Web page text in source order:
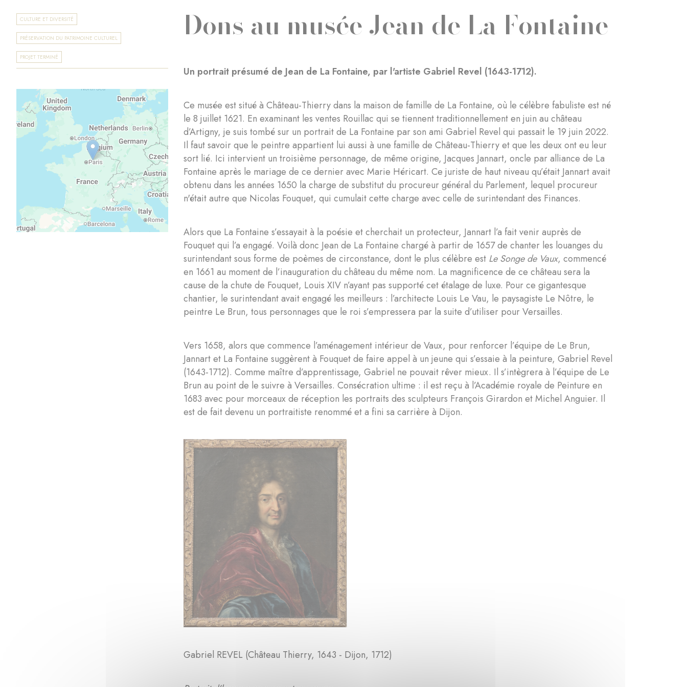
CULTURE ET DIVERSITÉ
PRÉSERVATION DU PATRIMOINE CULTUREL
PROJET TERMINÉ
Dons au musée Jean de La Fontaine
Un portrait présumé de Jean de La Fontaine, par l'artiste Gabriel Revel (1643-1712).
Ce musée est situé à Château-Thierry dans la maison de famille de La Fontaine, où le célèbre fabuliste est né
le 8 juillet 1621. En examinant les ventes Rouillac qui se tiennent traditionnellement en juin au château
d’Artigny, je suis tombé sur un portrait de La Fontaine par son ami Gabriel Revel qui passait le 19 juin 2022.
Il faut savoir que le peintre appartient lui aussi à une famille de Château-Thierry et que les deux ont eu leur
sort lié. Ici intervient un troisième personnage, de même origine, Jacques Jannart, oncle par alliance de La
Fontaine après le mariage de ce dernier avec Marie Héricart. Ce juriste de haut niveau qu’était Jannart avait
obtenu dans les années 1650 la charge de substitut du procureur général du Parlement, lequel procureur
n'était autre que Nicolas Fouquet, qui cumulait cette charge avec celle de surintendant des Finances.
Alors que La Fontaine s’essayait à la poésie et cherchait un protecteur, Jannart l’a fait venir auprès de
Fouquet qui l’a engagé. Voilà donc Jean de La Fontaine chargé à partir de 1657 de chanter les louanges du
surintendant sous forme de poèmes de circonstance, dont le plus célèbre est Le Songe de Vaux, commencé
en 1661 au moment de l’inauguration du château du même nom. La magnificence de ce château sera la
cause de la chute de Fouquet, Louis XIV n’ayant pas supporté cet étalage de luxe. Pour ce gigantesque
chantier, le surintendant avait engagé les meilleurs : l’architecte Louis Le Vau, le paysagiste Le Nôtre, le
peintre Le Brun, tous personnages que le roi s’empressera par la suite d’utiliser pour Versailles.
Vers 1658, alors que commence l’aménagement intérieur de Vaux, pour renforcer l’équipe de Le Brun,
Jannart et La Fontaine suggèrent à Fouquet de faire appel à un jeune qui s’essaie à la peinture, Gabriel Revel
(1643-1712). Comme maître d’apprentissage, Gabriel ne pouvait rêver mieux. Il s’intègrera à l’équipe de Le
Brun au point de le suivre à Versailles. Consécration ultime : il est reçu à l’Académie royale de Peinture en
1683 avec pour morceaux de réception les portraits des sculpteurs François Girardon et Michel Anguier. Il
est de fait devenu un portraitiste renommé et a fini sa carrière à Dijon.
Gabriel REVEL (Château Thierry, 1643 - Dijon, 1712)